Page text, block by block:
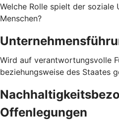
Welche Rolle spielt der soziale
Menschen?
Wird auf verantwortungsvolle
beziehungsweise des Staates
Offenlegungen